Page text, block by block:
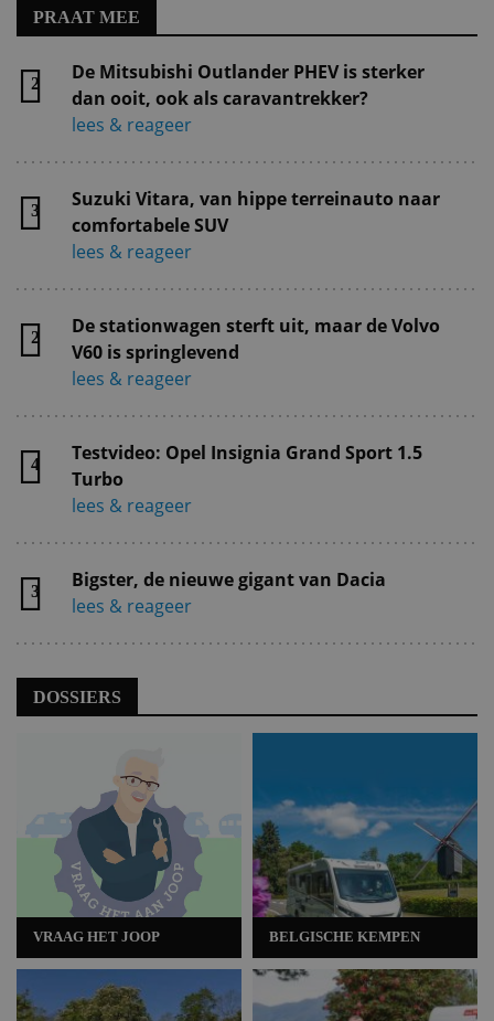
PRAAT MEE
2
De Mitsubishi Outlander PHEV is sterker
dan ooit, ook als caravantrekker?
lees & reageer
3
Suzuki Vitara, van hippe terreinauto naar
comfortabele SUV
lees & reageer
2
De stationwagen sterft uit, maar de Volvo
V60 is springlevend
lees & reageer
4
Testvideo: Opel Insignia Grand Sport 1.5
Turbo
lees & reageer
3
Bigster, de nieuwe gigant van Dacia
lees & reageer
DOSSIERS
VRAAG HET JOOP BELGISCHE KEMPEN